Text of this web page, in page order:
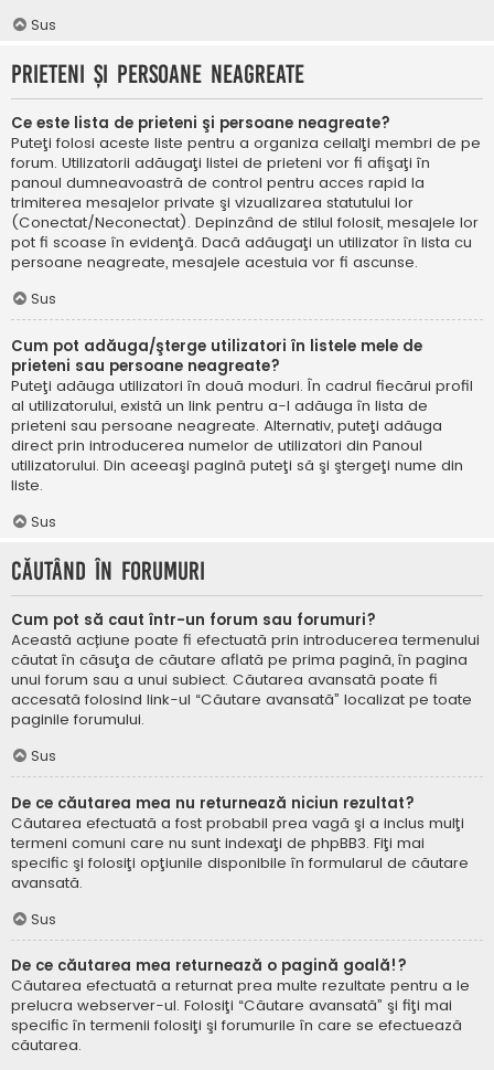
Sus
Prieteni şi persoane neagreate
Ce este lista de prieteni şi persoane neagreate?
Puteţi folosi aceste liste pentru a organiza ceilalţi membri de pe
forum. Utilizatorii adăugaţi listei de prieteni vor fi afişaţi în
panoul dumneavoastră de control pentru acces rapid la
trimiterea mesajelor private şi vizualizarea statutului lor
(Conectat/Neconectat). Depinzând de stilul folosit, mesajele lor
pot fi scoase în evidenţă. Dacă adăugaţi un utilizator în lista cu
persoane neagreate, mesajele acestuia vor fi ascunse.
Sus
Cum pot adăuga/şterge utilizatori în listele mele de
prieteni sau persoane neagreate?
Puteţi adăuga utilizatori în două moduri. În cadrul fiecărui profil
al utilizatorului, există un link pentru a-l adăuga în lista de
prieteni sau persoane neagreate. Alternativ, puteţi adăuga
direct prin introducerea numelor de utilizatori din Panoul
utilizatorului. Din aceeaşi pagină puteţi să şi ştergeţi nume din
liste.
Sus
Căutând în forumuri
Cum pot să caut într-un forum sau forumuri?
Această acțiune poate fi efectuată prin introducerea termenului
căutat în căsuţa de căutare aflată pe prima pagină, în pagina
unui forum sau a unui subiect. Căutarea avansată poate fi
accesată folosind link-ul “Căutare avansată” localizat pe toate
paginile forumului.
Sus
De ce căutarea mea nu returnează niciun rezultat?
Căutarea efectuată a fost probabil prea vagă şi a inclus mulţi
termeni comuni care nu sunt indexaţi de phpBB3. Fiţi mai
specific şi folosiţi opţiunile disponibile în formularul de căutare
avansată.
Sus
De ce căutarea mea returnează o pagină goală!?
Căutarea efectuată a returnat prea multe rezultate pentru a le
prelucra webserver-ul. Folosiţi “Căutare avansată” şi fiţi mai
specific în termenii folosiţi şi forumurile în care se efectuează
căutarea.